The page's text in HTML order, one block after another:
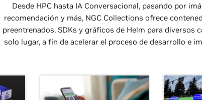
Desde HPC hasta IA Conversacional, pasando por
recomendación y más, NGC Collections ofrece
preentrenados, SDKs y gráficos de Helm para diversos
solo lugar, a fin de acelerar el proceso de desarrollo e